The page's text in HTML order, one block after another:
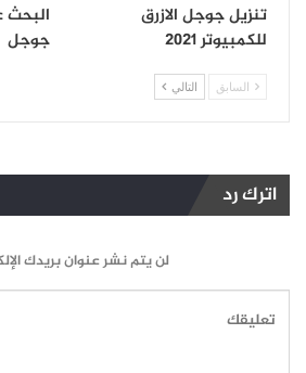
تنزيل جوجل الازرق
للكمبيوتر 2021
البحث
جوجل
السابق التالي
اترك رد
لن يتم نشر عنوان بريدك